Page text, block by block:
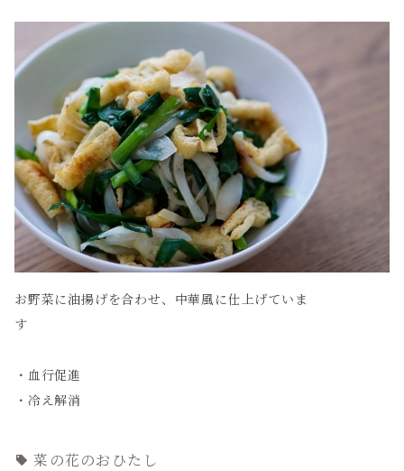
お野菜に油揚げを合わせ、中華風に仕上げていま
す
・血行促進
・冷え解消
菜の花のおひたし